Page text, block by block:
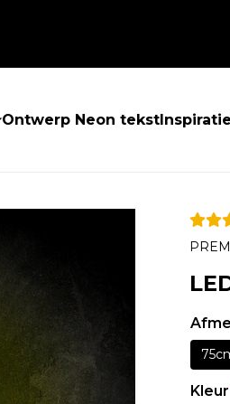
Ontwerp Neon tekstInspiratie
Kleur